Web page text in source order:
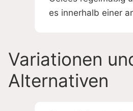
es innerhalb einer
Variationen
Alternativen